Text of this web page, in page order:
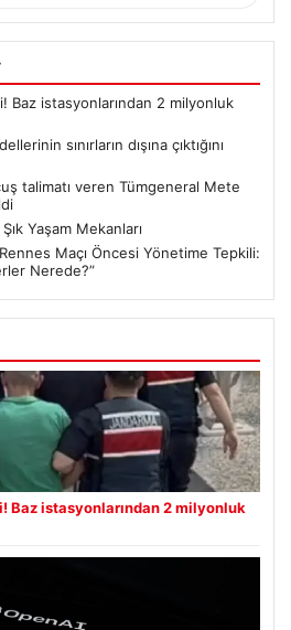
Baz istasyonlarından 2 milyonluk
sınırların dışına çıktığını
talimatı veren Tümgeneral Mete
Yaşam Mekanları
Maçı Öncesi Yönetime Tepkili:
Nerede?”
Baz istasyonlarından 2 milyonluk